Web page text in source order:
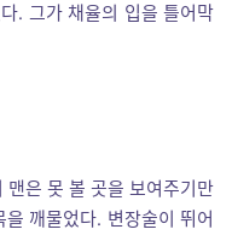
. 그가 채율의 입을 틀어막
은 못 볼 곳을 보여주기만
깨물었다. 변장술이 뛰어